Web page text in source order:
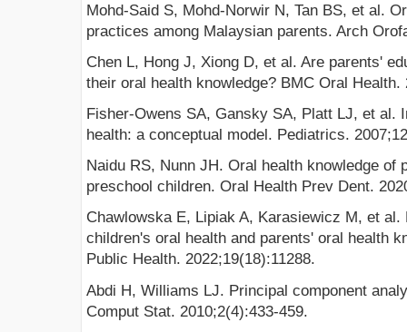
Mohd-Said S, Mohd-Norwir N, Tan BS, et al.
practices among Malaysian parents. Arch
Chen L, Hong J, Xiong D, et al. Are parents'
their oral health knowledge? BMC Oral Health.
Fisher-Owens SA, Gansky SA, Platt LJ, et al.
health: a conceptual model. Pediatrics.
Naidu RS, Nunn JH. Oral health knowledge of
preschool children. Oral Health Prev Dent.
Chawlowska E, Lipiak A, Karasiewicz M, et
children's oral health and parents' oral health
Public Health. 2022;19(18):11288.
Abdi H, Williams LJ. Principal component
Comput Stat. 2010;2(4):433-459.